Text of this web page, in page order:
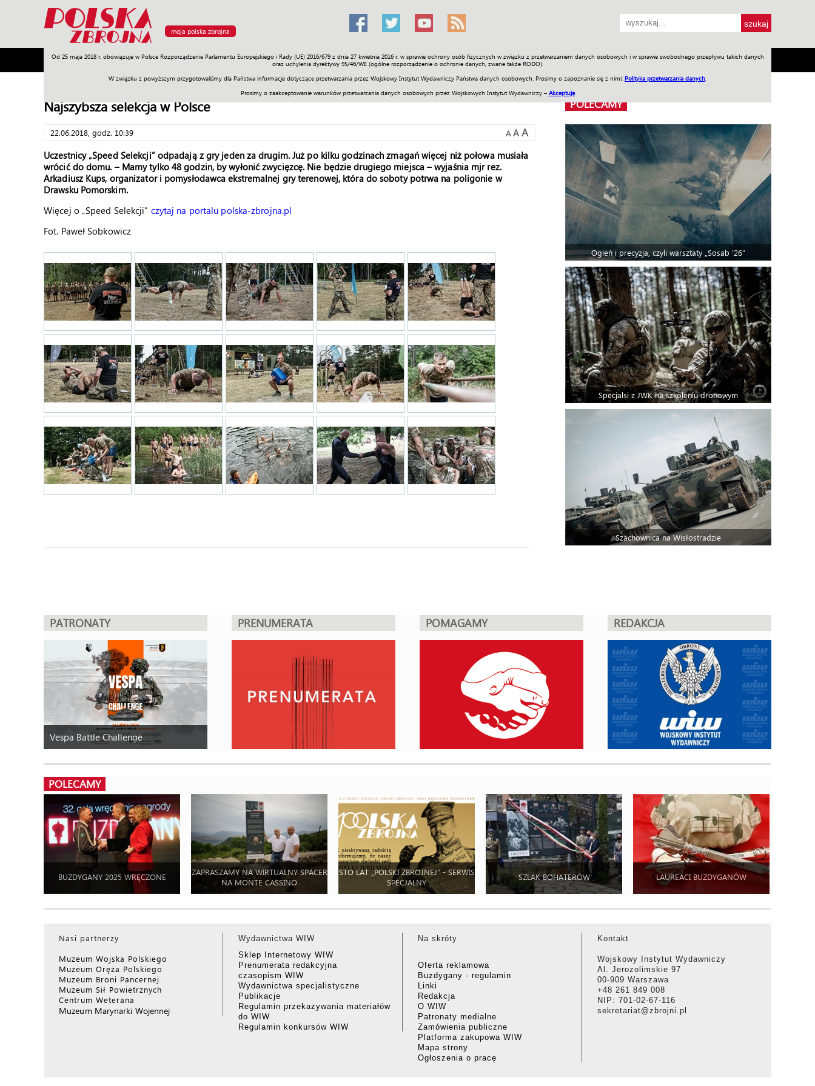
moja polska zbrojna
Od 25 maja 2018 r. obowiązuje w Polsce Rozporządzenie Parlamentu Europejskiego i Rady (UE) 2016/679 z dnia 27 kwietnia 2016 r. w sprawie ochrony osób fizycznych w związku z przetwarzaniem danych osobowych i w sprawie swobodnego przepływu takich danych
oraz uchylenia dyrektywy 95/46/WE (ogólne rozporządzenie o ochronie danych, zwane także RODO).
W związku z powyższym przygotowaliśmy dla Państwa informacje dotyczące przetwarzania przez Wojskowy Instytut Wydawniczy Państwa danych osobowych. Prosimy o zapoznanie się z nimi: Polityka przetwarzania danych
Prosimy o zaakceptowanie warunków przetwarzania danych osobowych przez Wojskowych Instytut Wydawniczy – Akceptuję
Armia Poligon Sprzęt Misje Polityka Prawo Świat Społeczność Sport Historia Galerie Wideo ENGLISH SKLEP Jednodniówki Praca w WIW
Najszybsza selekcja w Polsce
22.06.2018, godz. 10:39 A A A
Uczestnicy „Speed Selekcji” odpadają z gry jeden za drugim. Już po kilku godzinach zmagań więcej niż połowa musiała
wrócić do domu. – Mamy tylko 48 godzin, by wyłonić zwycięzcę. Nie będzie drugiego miejsca – wyjaśnia mjr rez.
Arkadiusz Kups, organizator i pomysłodawca ekstremalnej gry terenowej, która do soboty potrwa na poligonie w
Drawsku Pomorskim.
Więcej o „Speed Selekcji” czytaj na portalu polska-zbrojna.pl
Fot. Paweł Sobkowicz
POLECAMY
Ogień i precyzja, czyli warsztaty „Sosab ‘26”
Specjalsi z JWK na szkoleniu dronowym
Szachownica na Wisłostradzie
PATRONATY
Vespa Battle Challenge
PRENUMERATA POMAGAMY REDAKCJA
POLECAMY
BUZDYGANY 2025 WRĘCZONE
ZAPRASZAMY NA WIRTUALNY SPACER
NA MONTE CASSINO
STO LAT „POLSKI ZBROJNEJ” - SERWIS
SPECJALNY
SZLAK BOHATERÓW LAUREACI BUZDYGANÓW
Nasi partnerzy
Muzeum Wojska Polskiego
Muzeum Oręża Polskiego
Muzeum Broni Pancernej
Muzeum Sił Powietrznych
Centrum Weterana
Muzeum Marynarki Wojennej
Wydawnictwa WIW
Sklep Internetowy WIW
Prenumerata redakcyjna
czasopism WIW
Wydawnictwa specjalistyczne
Publikacje
Regulamin przekazywania materiałów
do WIW
Regulamin konkursów WIW
Na skróty
Oferta reklamowa
Buzdygany - regulamin
Linki
Redakcja
O WIW
Patronaty medialne
Zamówienia publiczne
Platforma zakupowa WIW
Mapa strony
Ogłoszenia o pracę
Kontakt
Wojskowy Instytut Wydawniczy
Al. Jerozolimskie 97
00-909 Warszawa
+48 261 849 008
NIP: 701-02-67-116
sekretariat@zbrojni.pl